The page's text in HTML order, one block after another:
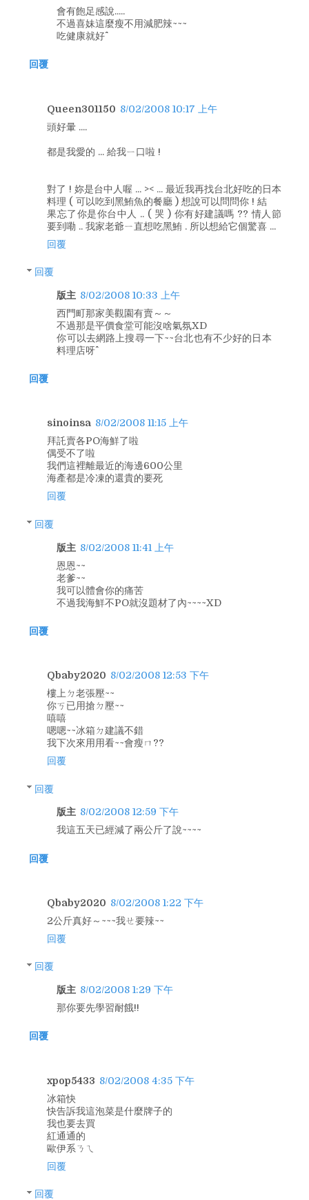
會有飽足感說.....
不過喜妹這麼瘦不用減肥辣~~~
吃健康就好^^
回覆
Queen301150 8/02/2008 10:17 上午
頭好暈 ....
都是我愛的 ... 給我ㄧ口啦 !
對了 ! 妳是台中人喔 ... >< ... 最近我再找台北好吃的日本
料理 ( 可以吃到黑鮪魚的餐廳 ) 想說可以問問你 ! 結
果忘了你是你台中人 .. ( 哭 ) 你有好建議嗎 ?? 情人節
要到嘞 .. 我家老爺ㄧ直想吃黑鮪 . 所以想給它個驚喜 ...
回覆
回覆
版主 8/02/2008 10:33 上午
西門町那家美觀園有賣～～
不過那是平價食堂可能沒啥氣氛XD
你可以去網路上搜尋一下~~台北也有不少好的日本
料理店呀^^
回覆
sinoinsa 8/02/2008 11:15 上午
拜託賣各PO海鮮了啦
偶受不了啦
我們這裡離最近的海邊600公里
海產都是冷凍的還貴的要死
回覆
回覆
版主 8/02/2008 11:41 上午
恩恩~~
老爹~~
我可以體會你的痛苦
不過我海鮮不PO就沒題材了內~~~~XD
回覆
Qbaby2020 8/02/2008 12:53 下午
樓上ㄉ老張壓~~
你ㄎ已用搶ㄉ壓~~
嘻嘻
嗯嗯~~冰箱ㄉ建議不錯
我下次來用用看~~會瘦ㄇ??
回覆
回覆
版主 8/02/2008 12:59 下午
我這五天已經減了兩公斤了說~~~~
回覆
Qbaby2020 8/02/2008 1:22 下午
2公斤真好～~~~我ㄝ要辣~~
回覆
回覆
版主 8/02/2008 1:29 下午
那你要先學習耐餓!!
回覆
xpop5433 8/02/2008 4:35 下午
冰箱快
快告訴我這泡菜是什麼牌子的
我也要去買
紅通通的
歐伊系ㄋㄟ
回覆
回覆